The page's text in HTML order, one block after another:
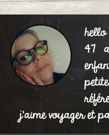
Publié le 13/
47
j'aime voyager et